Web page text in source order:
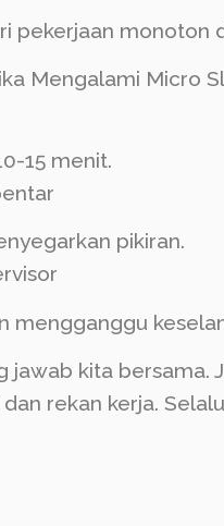
pekerjaan monoton
Mengalami Micro
15 menit.
pikiran.
mengganggu
jawab kita bersama.
rekan kerja.